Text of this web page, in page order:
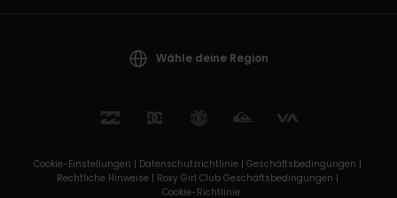
Wähle deine Region
Cookie-Einstellungen | Datenschutzrichtlinie | Geschäftsbedingungen |
Rechtliche Hinweise | Roxy Girl Club Geschäftsbedingungen |
Cookie-Richtlinie